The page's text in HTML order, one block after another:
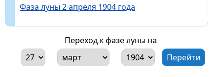
Фаза луны 2 апреля 1904 года
Переход к фазе луны на